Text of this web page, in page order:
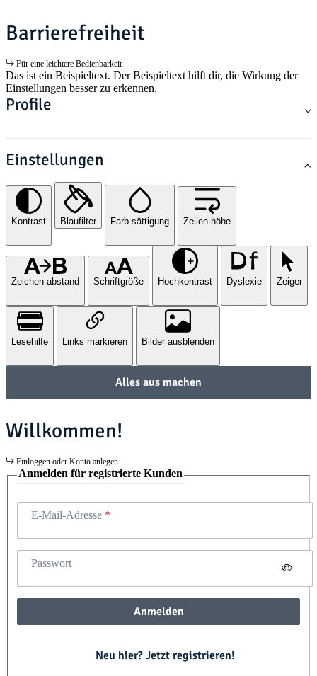
Barrierefreiheit
Für eine leichtere Bedienbarkeit
Das ist ein Beispieltext. Der Beispieltext hilft dir, die Wirkung der
Einstellungen besser zu erkennen.
Profile
Einstellungen
Kontrast Blaufilter Farb-sättigung Zeilen-höhe
Zeichen-abstand Schriftgröße Hochkontrast Dyslexie Zeiger
Lesehilfe Links markieren Bilder ausblenden
Alles aus machen
Willkommen!
Einloggen oder Konto anlegen.
Anmelden für registrierte Kunden
E-Mail-Adresse
Passwort
Anmelden
Neu hier? Jetzt registrieren!